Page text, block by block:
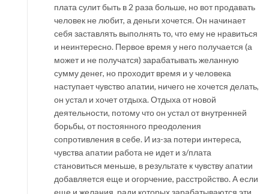
плата сулит быть в 2 раза больше, но вот продавать
человек не любит, а деньги хочется. Он начинает
себя заставлять выполнять то, что ему не нравиться
и неинтересно. Первое время у него получается (а
может и не получатся) зарабатывать желанную
сумму денег, но проходит время и у человека
наступает чувство апатии, ничего не хочется делать,
он устал и хочет отдыха. Отдыха от новой
деятельности, потому что он устал от внутренней
борьбы, от постоянного преодоления
сопротивления в себе. И из-за потери интереса,
чувства апатии работа не идет и з/плата
становиться меньше, в результате к чувству апатии
добавляется еще и огорчение, расстройство. А если